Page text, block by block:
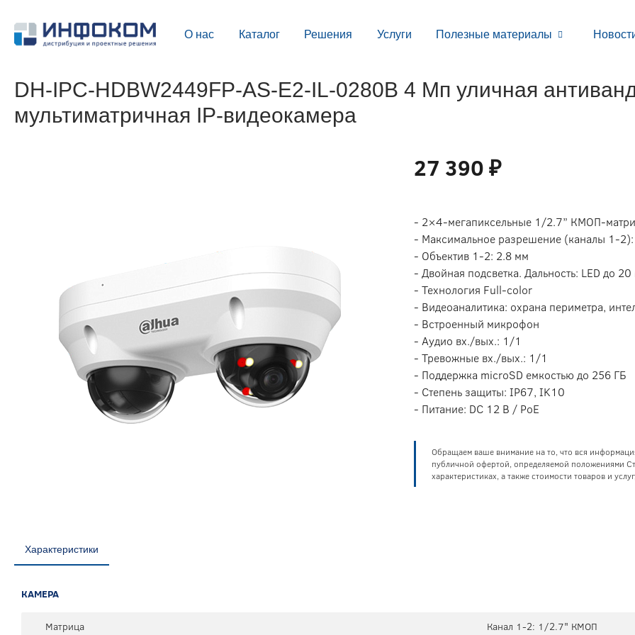
О нас Каталог Решения Услуги Полезные материалы
DH-IPC-HDBW2449FP-AS-E2-IL-0280B 4 Мп уличная
мультиматричная IP-видеокамера
27 390 ₽
- 2×4-мегапиксельные 1/2.7” КМОП-
- Максимальное разрешение (каналы 1-
- Объектив 1-2: 2.8 мм
- Двойная подсветка. Дальность: LED до
- Технология Full-color
- Видеоаналитика: охрана периметра,
- Встроенный микрофон
- Аудио вх./вых.: 1/1
- Тревожные вх./вых.: 1/1
- Поддержка microSD емкостью до 256 ГБ
- Степень защиты: IP67, IK10
- Питание: DC 12 В / PoE
Обращаем ваше внимание на то, что вся
публичной офертой, определяемой положениями
характеристиках, а также стоимости товаров и
Характеристики
КАМЕРА
Матрица
Канал 1-2: 1/2.7" КМОП